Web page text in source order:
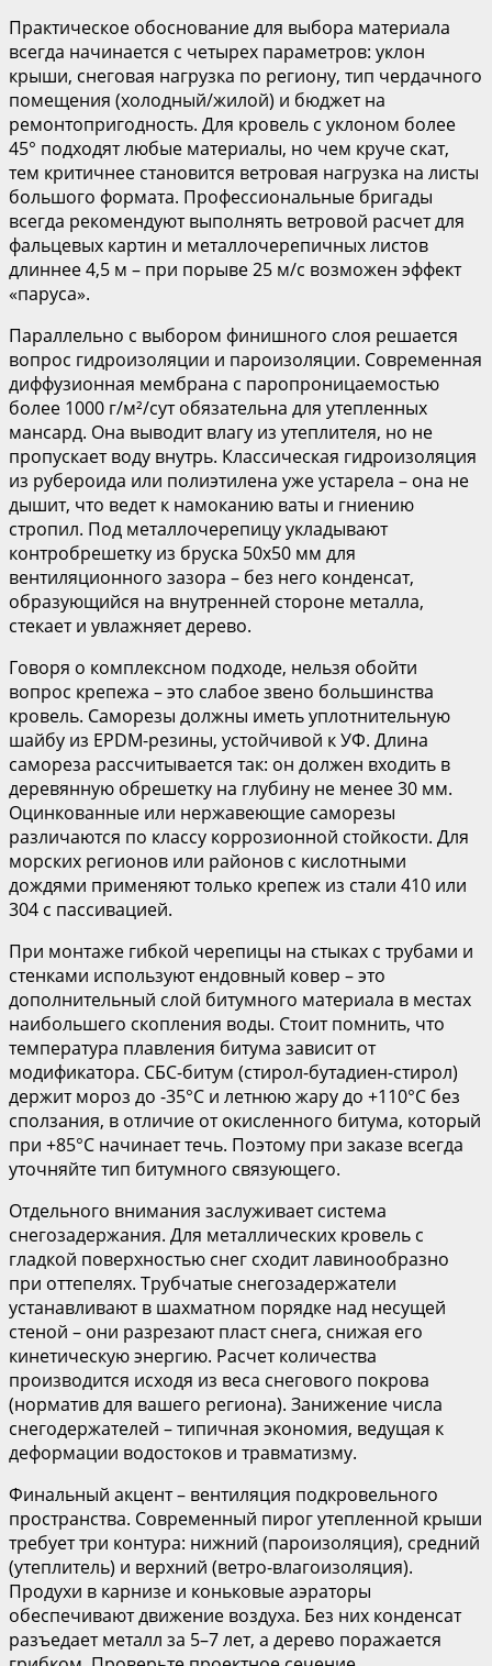
Практическое обоснование для выбора материала
всегда начинается с четырех параметров: уклон
крыши, снеговая нагрузка по региону, тип чердачного
помещения (холодный/жилой) и бюджет на
ремонтопригодность. Для кровель с уклоном более
45° подходят любые материалы, но чем круче скат,
тем критичнее становится ветровая нагрузка на листы
большого формата. Профессиональные бригады
всегда рекомендуют выполнять ветровой расчет для
фальцевых картин и металлочерепичных листов
длиннее 4,5 м – при порыве 25 м/с возможен эффект
«паруса».
Параллельно с выбором финишного слоя решается
вопрос гидроизоляции и пароизоляции. Современная
диффузионная мембрана с паропроницаемостью
более 1000 г/м²/сут обязательна для утепленных
мансард. Она выводит влагу из утеплителя, но не
пропускает воду внутрь. Классическая гидроизоляция
из рубероида или полиэтилена уже устарела – она не
дышит, что ведет к намоканию ваты и гниению
стропил. Под металлочерепицу укладывают
контробрешетку из бруска 50х50 мм для
вентиляционного зазора – без него конденсат,
образующийся на внутренней стороне металла,
стекает и увлажняет дерево.
Говоря о комплексном подходе, нельзя обойти
вопрос крепежа – это слабое звено большинства
кровель. Саморезы должны иметь уплотнительную
шайбу из EPDM-резины, устойчивой к УФ. Длина
самореза рассчитывается так: он должен входить в
деревянную обрешетку на глубину не менее 30 мм.
Оцинкованные или нержавеющие саморезы
различаются по классу коррозионной стойкости. Для
морских регионов или районов с кислотными
дождями применяют только крепеж из стали 410 или
304 с пассивацией.
При монтаже гибкой черепицы на стыках с трубами и
стенками используют ендовный ковер – это
дополнительный слой битумного материала в местах
наибольшего скопления воды. Стоит помнить, что
температура плавления битума зависит от
модификатора. СБС-битум (стирол-бутадиен-стирол)
держит мороз до -35°С и летнюю жару до +110°С без
сползания, в отличие от окисленного битума, который
при +85°С начинает течь. Поэтому при заказе всегда
уточняйте тип битумного связующего.
Отдельного внимания заслуживает система
снегозадержания. Для металлических кровель с
гладкой поверхностью снег сходит лавинообразно
при оттепелях. Трубчатые снегозадержатели
устанавливают в шахматном порядке над несущей
стеной – они разрезают пласт снега, снижая его
кинетическую энергию. Расчет количества
производится исходя из веса снегового покрова
(норматив для вашего региона). Занижение числа
снегодержателей – типичная экономия, ведущая к
деформации водостоков и травматизму.
Финальный акцент – вентиляция подкровельного
пространства. Современный пирог утепленной крыши
требует три контура: нижний (пароизоляция), средний
(утеплитель) и верхний (ветро-влагоизоляция).
Продухи в карнизе и коньковые аэраторы
обеспечивают движение воздуха. Без них конденсат
разъедает металл за 5–7 лет, а дерево поражается